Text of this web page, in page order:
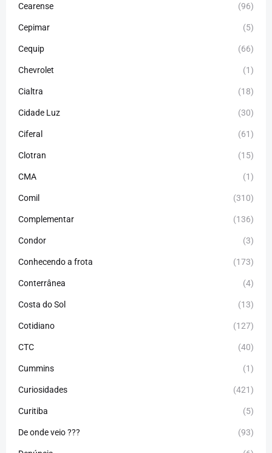
Cearense (96)
Cepimar (5)
Cequip (66)
Chevrolet (1)
Cialtra (18)
Cidade Luz (30)
Ciferal (61)
Clotran (15)
CMA (1)
Comil (310)
Complementar (136)
Condor (3)
Conhecendo a frota (173)
Conterrânea (4)
Costa do Sol (13)
Cotidiano (127)
CTC (40)
Cummins (1)
Curiosidades (421)
Curitiba (5)
De onde veio ??? (93)